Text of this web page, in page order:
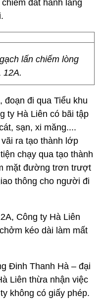
đất hành lang
lấn chiếm lòng
12A.
đoạn đi qua Tiểu khu
ty Hà Liên có bãi tập
sạn, xi măng....
ra tạo thành lớp
chạy qua tạo thành
mặt đường trơn trượt
thông cho người đi
Công ty Hà Liên
kéo dài làm mất
Đinh Thanh Hà – đại
Liên thừa nhận việc
không có giấy phép.